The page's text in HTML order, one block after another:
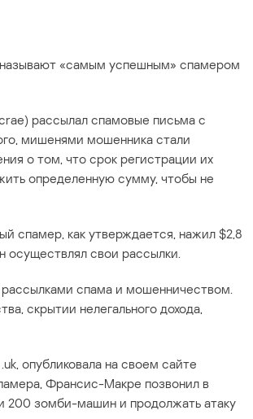
«самым успешным» спамером
рассылал спамовые письма с
мишенями мошенника стали
о том, что срок регистрации их
определенную сумму, чтобы не
спамер, как утверждается, нажил $2,8
осуществлял свои рассылки.
спама и мошенничеством.
скрытии нелегального дохода,
опубликовала на своем сайте
Франсис-Макре позвонил в
200 зомби-машин и продолжать атаку